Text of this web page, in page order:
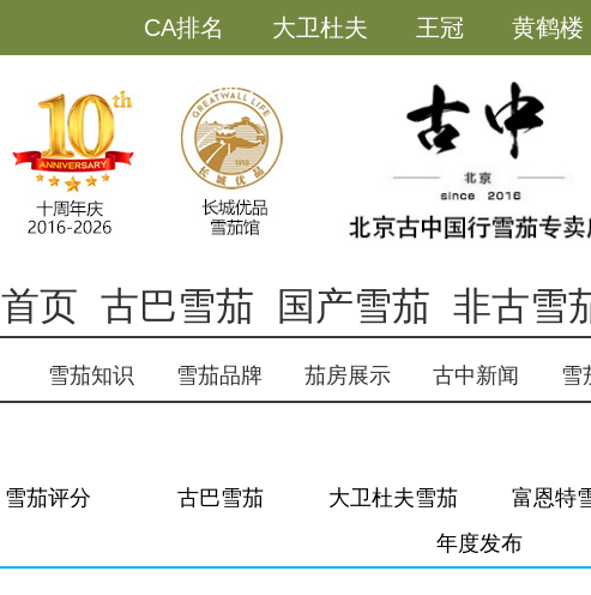
CA排名 大卫杜夫 王冠 黄鹤楼
古中雪茄小助手
首页 古巴雪茄 国产雪茄 非古雪
雪茄知识 雪茄品牌 茄房展示 古中新闻 雪
雪茄评分 古巴雪茄 大卫杜夫雪茄 富恩特
年度发布